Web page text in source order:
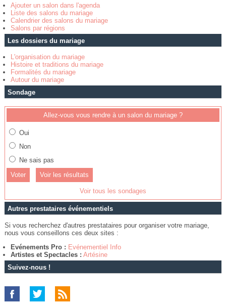
Ajouter un salon dans l'agenda
Liste des salons du mariage
Calendrier des salons du mariage
Salons par régions
Les dossiers du mariage
L'organisation du mariage
Histoire et traditions du mariage
Formalités du mariage
Autour du mariage
Sondage
Allez-vous vous rendre à un salon du mariage ?
Oui
Non
Ne sais pas
Voir les résultats
Voir tous les sondages
Autres prestataires événementiels
Si vous recherchez d'autres prestataires pour organiser votre mariage,
nous vous conseillons ces deux sites :
Evénements Pro : Evénementiel Info
Artistes et Spectacles : Artésine
Suivez-nous !